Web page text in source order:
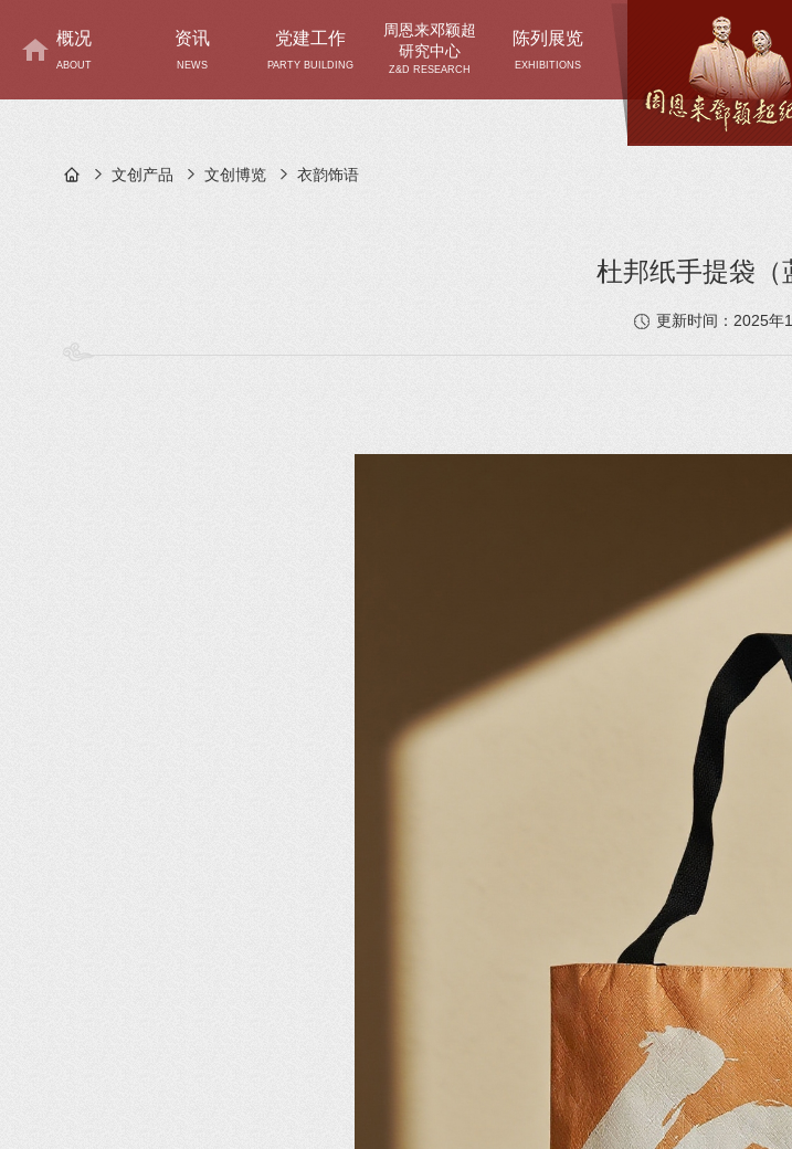
概况
ABOUT
资讯
NEWS
党建工作
PARTY BUILDING
周恩来邓颖超
研究中心
Z&D RESEARCH
陈列展览
EXHIBITIONS
文创产品 文创博览 衣韵饰语
杜邦纸手提袋（
更新时间： 2025年